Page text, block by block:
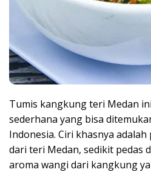
Tumis kangkung teri Medan
sederhana yang bisa
Indonesia. Ciri khasnya
dari teri Medan, sedikit pedas
aroma wangi dari kangkung